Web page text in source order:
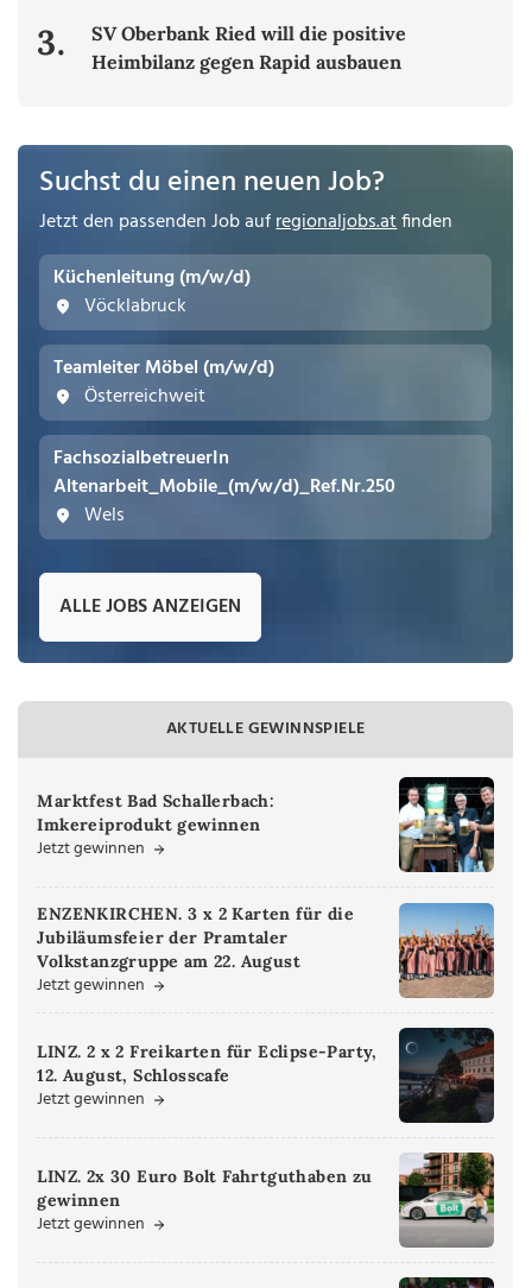
3.
SV Oberbank Ried will die positive
Heimbilanz gegen Rapid ausbauen
Suchst du einen neuen Job?
Jetzt den passenden Job aufregionaljobs.atfinden
Küchenleitung (m/w/d)
Vöcklabruck
Teamleiter Möbel (m/w/d)
Österreichweit
FachsozialbetreuerIn
Altenarbeit_Mobile_(m/w/d)_Ref.Nr.250
Wels
ALLE JOBS ANZEIGEN
AKTUELLE GEWINNSPIELE
Marktfest Bad Schallerbach:
Imkereiprodukt gewinnen
Jetzt gewinnen
ENZENKIRCHEN. 3 x 2 Karten für die
Jubiläumsfeier der Pramtaler
Volkstanzgruppe am 22. August
Jetzt gewinnen
LINZ. 2 x 2 Freikarten für Eclipse-Party,
12. August, Schlosscafe
Jetzt gewinnen
LINZ. 2x 30 Euro Bolt Fahrtguthaben zu
gewinnen
Jetzt gewinnen